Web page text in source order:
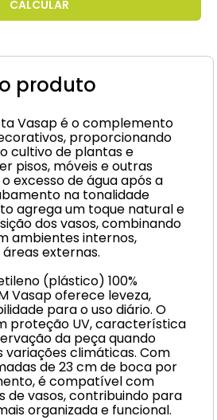
produto
Vasap é o complemento
proporcionando
cultivo de plantas e
pisos, móveis e outras
excesso de água após a
na tonalidade
agrega um toque natural e
dos vasos, combinando
ambientes internos,
externas.
(plástico) 100%
Vasap oferece leveza,
para o uso diário. O
proteção UV, característica
da peça quando
variações climáticas. Com
de 23 cm de boca por
é compatível com
de vasos, contribuindo para
organizada e funcional.